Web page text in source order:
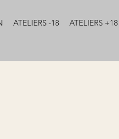
ATELIERS -18 ATELIERS +18